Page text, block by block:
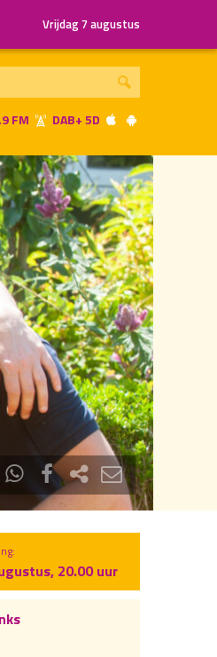
Vrijdag 7 augustus
FM DAB+ 5D
nu naaruur 1 van 2
uur Volgend uur»
20.00 uur